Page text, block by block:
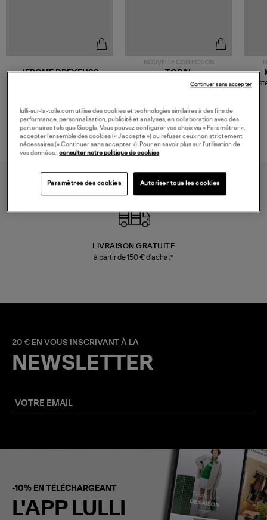
JEROME DREYFUSS
NOUVELLE COLLECTION
TORAL
Mocassins Killian Sport
LIVRAISON GRATUITE
à partir de 150 € d'achat*
20 € EN VOUS INSCRIVANT À LA
NEWSLETTER
-10% EN TÉLÉCHARGEANT
L'APP LULLI
lulli-sur-la-toile.com utilise des cookies et technologies similaires à des fins de
performance, personnalisation, publicité et analyses, en collaboration avec des
partenaires tels que Google. Vous pouvez configurer vos choix via « Paramétrer »,
accepter l’ensemble des cookies (« J’accepte ») ou refuser ceux non strictement
nécessaires (« Continuer sans accepter »). Pour en savoir plus sur l’utilisation de
vos données,
consulter notre politique de cookies
Paramètres des cookies Autoriser tous les cookies
Continuer sans accepter